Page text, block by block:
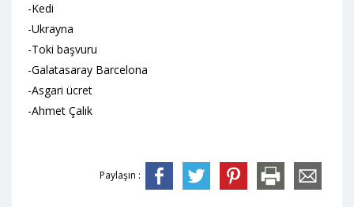
-Kedi
-Ukrayna
-Toki başvuru
-Galatasaray Barcelona
-Asgari ücret
-Ahmet Çalık
Paylaşın :